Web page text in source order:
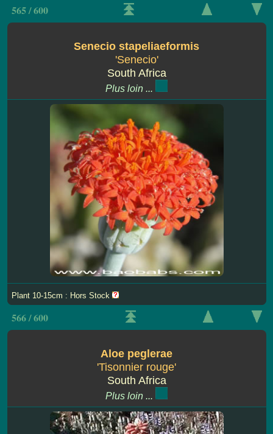
565 / 600
Senecio stapeliaeformis
'Senecio'
South Africa
Plus loin ...
Plant 10-15cm : Hors Stock
566 / 600
Aloe peglerae
'Tisonnier rouge'
South Africa
Plus loin ...